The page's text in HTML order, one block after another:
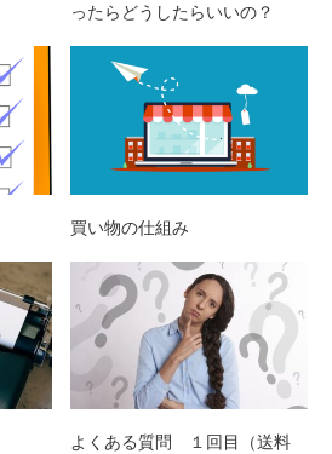
ったらどうしたらいいの？
買い物の仕組み
よくある質問 １回目（送料